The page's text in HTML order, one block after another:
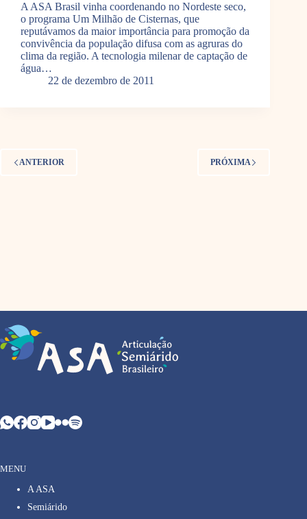
A ASA Brasil vinha coordenando no Nordeste seco,
o programa Um Milhão de Cisternas, que
reputávamos da maior importância para promoção da
convivência da população difusa com as agruras do
clima da região. A tecnologia milenar de captação de
água…
22 de dezembro de 2011
ANTERIOR PRÓXIMA
MENU
A ASA
Semiárido